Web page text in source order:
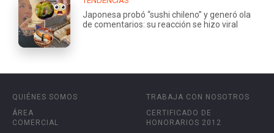
Japonesa probó “sushi chileno” y generó ola
de comentarios: su reacción se hizo viral
QUIÉNES SOMOS
ÁREA
COMERCIAL
TRABAJA CON NOSOTROS
CERTIFICADO DE
HONORARIOS 2012